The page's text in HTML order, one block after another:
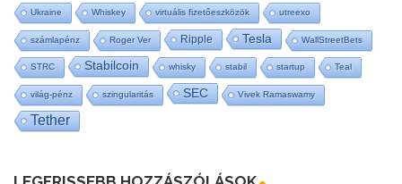
Ukraine Whiskey virtuális fizetőeszközök utreexo
számlapénz Roger Ver Ripple Tesla WallStreetBets
STRC Stabilcoin whisky stabil startup Teal
világ-pénz szingularitás SEC Vivek Ramaswamy
Tether